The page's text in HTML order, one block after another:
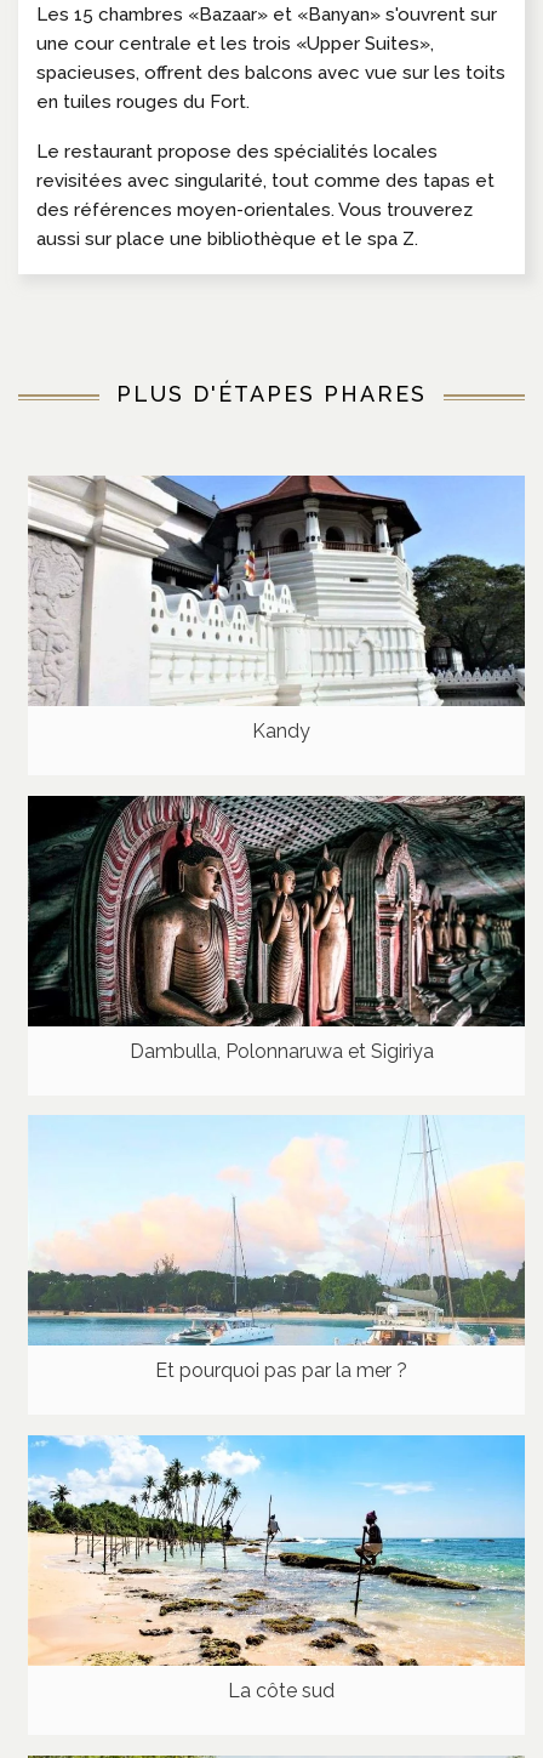
Les 15 chambres «Bazaar» et «Banyan» s'ouvrent sur
une cour centrale et les trois «Upper Suites»,
spacieuses, offrent des balcons avec vue sur les toits
en tuiles rouges du Fort.
Le restaurant propose des spécialités locales
revisitées avec singularité, tout comme des tapas et
des références moyen-orientales. Vous trouverez
aussi sur place une bibliothèque et le spa Z.
PLUS D'ÉTAPES PHARES
Kandy
Dambulla, Polonnaruwa et Sigiriya
Et pourquoi pas par la mer ?
La côte sud